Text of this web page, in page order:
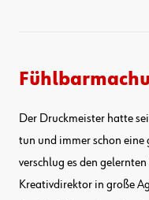
Der Druckmeister hatte
tun und immer schon
verschlug es den
Kreativdirektor in große